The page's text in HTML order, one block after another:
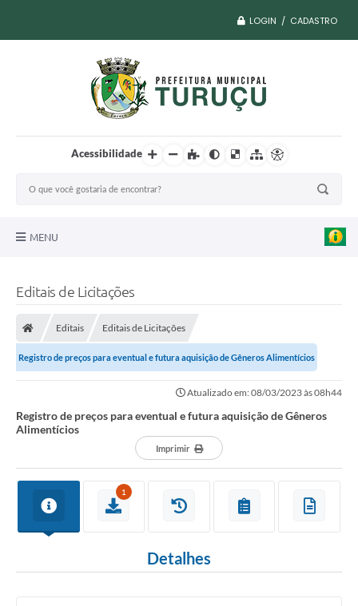
LOGIN / CADASTRO
Acessibilidade
MENU
Transparência
Comunicação
Editais de Licitações
Editais Editais de Licitações
Registro de preços para eventual e futura aquisição de Gêneros Alimentícios
Atualizado em: 08/03/2023 às 08h44
Registro de preços para eventual e futura aquisição de Gêneros
Alimentícios
Imprimir
1
Detalhes